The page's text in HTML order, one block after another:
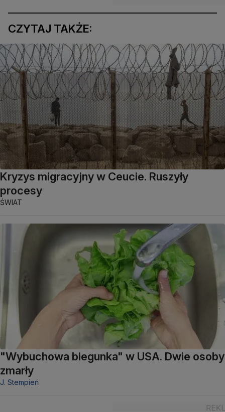
CZYTAJ TAKŻE:
Kryzys migracyjny w Ceucie. Ruszyły
procesy
ŚWIAT
"Wybuchowa biegunka" w USA. Dwie osoby
zmarły
J. Stempień